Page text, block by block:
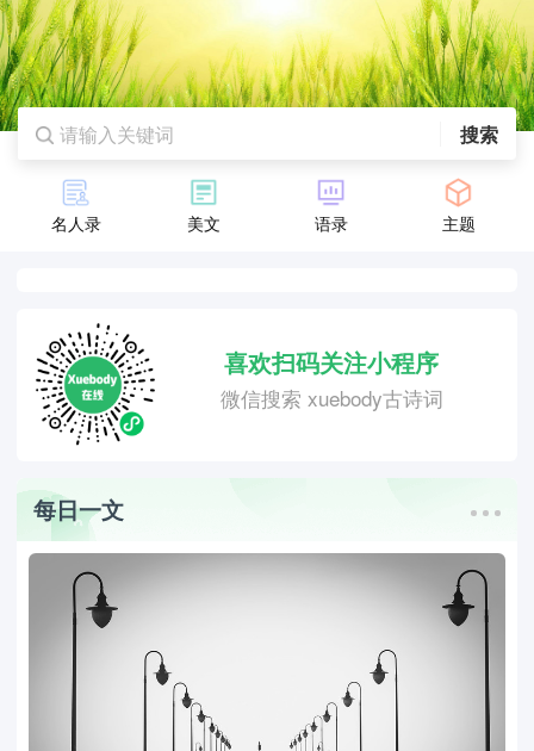
搜索
名人录 美文 语录 主题
喜欢扫码关注小程序
微信搜索 xuebody古诗词
每日一文